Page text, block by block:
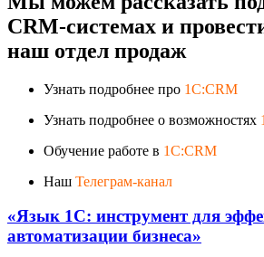
CRM-системах и
наш отдел продаж
Узнать подробнее про 1C:CRM
Узнать подробнее о возможностях
Обучение работе в 1C:CRM
Наш Телеграм-канал
«Язык 1C: инструмент для
автоматизации бизнеса»